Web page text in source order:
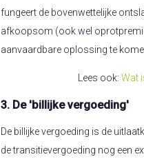
fungeert de bovenwettelijke
afkoopsom (ook wel
aanvaardbare oplossing te
Lees ook: Wat
3. De 'billijke vergoeding'
De billijke vergoeding is de
de transitievergoeding nog een